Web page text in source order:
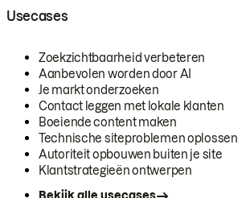
Usecases
Zoekzichtbaarheid verbeteren
Aanbevolen worden door AI
Je markt onderzoeken
Contact leggen met lokale klanten
Boeiende content maken
Technische siteproblemen oplossen
Autoriteit opbouwen buiten je site
Klantstrategieën ontwerpen